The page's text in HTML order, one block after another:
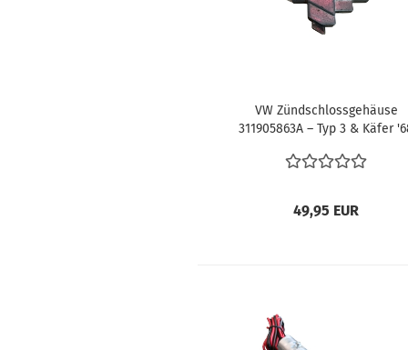
VW Zündschlossgehäuse
311905863A – Typ 3 & Käfer
49,95 EUR